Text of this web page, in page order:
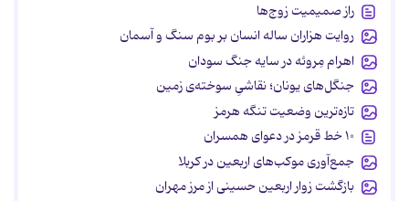
راز صمیمیت زوج‌ها
روایت هزاران ساله انسان بر بوم سنگ و آسمان
اهرام مِروئه در سایه جنگ سودان
جنگل‌های یونان؛ نقاشیِ سوخته‌ی زمین
تازه‌ترین وضعیت تنگه هرمز
۱۰ خط قرمز در دعوای همسران
جمع‌آوری موکب‌های اربعین در کربلا
بازگشت زوار اربعین حسینی از مرز مهران